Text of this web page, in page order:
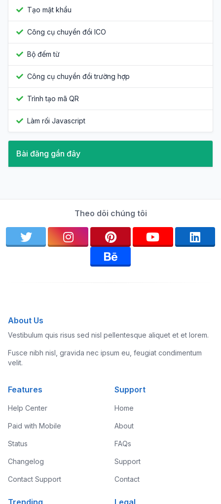
Tạo mật khẩu
Công cụ chuyển đổi ICO
Bộ đếm từ
Công cụ chuyển đổi trường hợp
Trình tạo mã QR
Làm rối Javascript
Bài đăng gần đây
Theo dõi chúng tôi
About Us
Vestibulum quis risus sed nisl pellentesque aliquet et et lorem.
Fusce nibh nisl, gravida nec ipsum eu, feugiat condimentum
velit.
Features
Help Center
Paid with Mobile
Status
Changelog
Contact Support
Support
Home
About
FAQs
Support
Contact
Trending Legal